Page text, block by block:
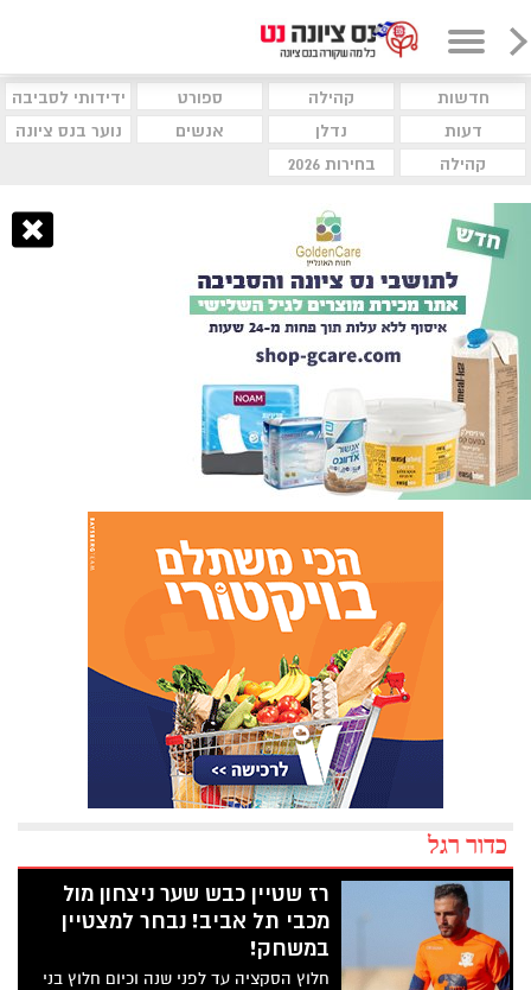
חדשות קהילה ספורט
ידידותי לסביבה
דעות
נדלן אנשים
נוער בנס ציונה
קהילה
בחירות 2026
כדור רגל
רז שטיין כבש שער ניצחון מול
מכבי תל אביב! נבחר למצטיין
במשחק!
חלוץ הסקציה עד לפני שנה וכיום חלוץ בני